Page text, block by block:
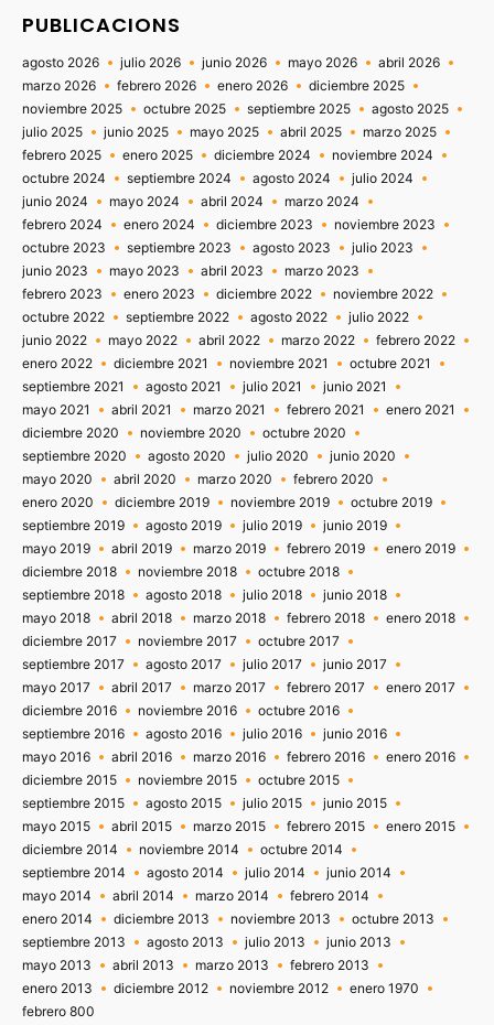
PUBLICACIONS
agosto 2026 julio 2026 junio 2026 mayo 2026
abril 2026
marzo 2026
febrero 2026 enero 2026
diciembre 2025
noviembre 2025
octubre 2025 septiembre 2025
agosto 2025
julio 2025
junio 2025 mayo 2025 abril 2025
marzo 2025
febrero 2025
enero 2025 diciembre 2024
noviembre 2024
octubre 2024
septiembre 2024 agosto 2024
julio 2024
junio 2024
mayo 2024 abril 2024
marzo 2024
febrero 2024
enero 2024 diciembre 2023
noviembre 2023
octubre 2023
septiembre 2023 agosto 2023
julio 2023
junio 2023
mayo 2023 abril 2023
marzo 2023
febrero 2023
enero 2023 diciembre 2022
noviembre 2022
octubre 2022
septiembre 2022 agosto 2022
julio 2022
junio 2022
mayo 2022 abril 2022 marzo 2022
febrero 2022
enero 2022
diciembre 2021 noviembre 2021
octubre 2021
septiembre 2021
agosto 2021 julio 2021
junio 2021
mayo 2021
abril 2021 marzo 2021 febrero 2021
enero 2021
diciembre 2020
noviembre 2020
octubre 2020
septiembre 2020
agosto 2020 julio 2020
junio 2020
mayo 2020
abril 2020 marzo 2020
febrero 2020
enero 2020
diciembre 2019 noviembre 2019
octubre 2019
septiembre 2019
agosto 2019 julio 2019
junio 2019
mayo 2019
abril 2019 marzo 2019 febrero 2019
enero 2019
diciembre 2018
noviembre 2018
octubre 2018
septiembre 2018
agosto 2018 julio 2018
junio 2018
mayo 2018
abril 2018 marzo 2018 febrero 2018
enero 2018
diciembre 2017
noviembre 2017
octubre 2017
septiembre 2017
agosto 2017 julio 2017
junio 2017
mayo 2017
abril 2017 marzo 2017 febrero 2017
enero 2017
diciembre 2016
noviembre 2016
octubre 2016
septiembre 2016
agosto 2016 julio 2016
junio 2016
mayo 2016
abril 2016 marzo 2016 febrero 2016
enero 2016
diciembre 2015
noviembre 2015
octubre 2015
septiembre 2015
agosto 2015 julio 2015
junio 2015
mayo 2015
abril 2015 marzo 2015 febrero 2015
enero 2015
diciembre 2014
noviembre 2014
octubre 2014
septiembre 2014
agosto 2014 julio 2014
junio 2014
mayo 2014
abril 2014 marzo 2014
febrero 2014
enero 2014
diciembre 2013 noviembre 2013
octubre 2013
septiembre 2013
agosto 2013 julio 2013
junio 2013
mayo 2013
abril 2013 marzo 2013
febrero 2013
enero 2013
diciembre 2012 noviembre 2012
enero 1970
febrero 800